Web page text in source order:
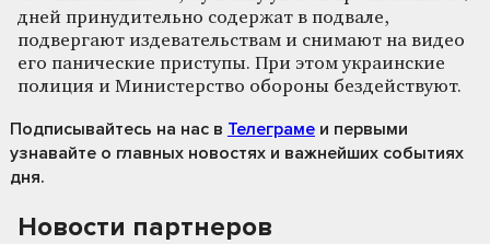
дней принудительно содержат в подвале,
подвергают издевательствам и снимают на видео
его панические приступы. При этом украинские
полиция и Министерство обороны бездействуют.
Подписывайтесь на нас в Телеграме и первыми
узнавайте о главных новостях и важнейших событиях
дня.
Новости партнеров